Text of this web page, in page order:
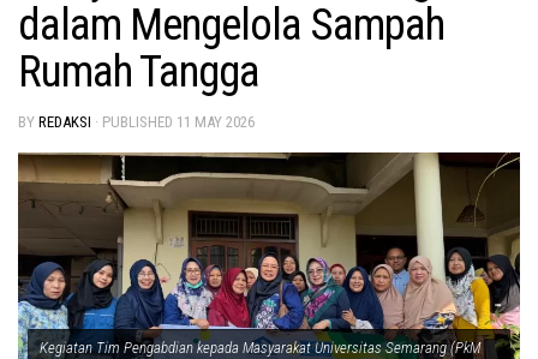
dalam Mengelola Sampah
Rumah Tangga
BY REDAKSI · PUBLISHED 11 MAY 2026
Kegiatan Tim Pengabdian kepada Masyarakat Universitas Semarang (PkM